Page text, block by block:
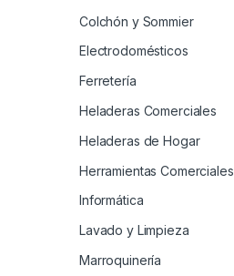
Colchón y Sommier
Electrodomésticos
Ferretería
Heladeras Comerciales
Heladeras de Hogar
Herramientas Comerciales
Informática
Lavado y Limpieza
Marroquinería